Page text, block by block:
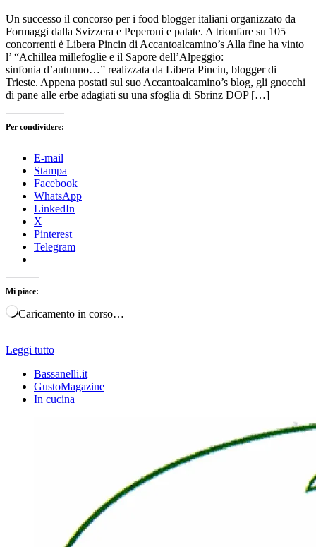
Un successo il concorso per i food blogger italiani organizzato da
Formaggi dalla Svizzera e Peperoni e patate. A trionfare su 105
concorrenti è Libera Pincin di Accantoalcamino’s Alla fine ha vinto
l’ “Achillea millefoglie e il Sapore dell’Alpeggio:
sinfonia d’autunno…” realizzata da Libera Pincin, blogger di
Trieste. Appena postati sul suo Accantoalcamino’s blog, gli gnocchi
di pane alle erbe adagiati su una sfoglia di Sbrinz DOP […]
Per condividere:
E-mail
Stampa
Facebook
WhatsApp
LinkedIn
X
Pinterest
Telegram
Mi piace:
Caricamento in corso…
Leggi tutto
Bassanelli.it
GustoMagazine
In cucina